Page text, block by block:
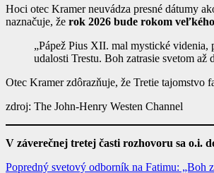
Hoci otec Kramer neuvádza presné dátumy
naznačuje, že rok 2026 bude rokom
„Pápež Pius XII. mal mystické
udalosti Trestu. Boh zatrasie svetom až
Otec Kramer zdôrazňuje, že Tretie tajomstvo
zdroj: The John-Henry Westen Channel
V záverečnej tretej časti rozhovoru sa o.i.
Navigácia
Popredný svetový odborník na Fatimu: „Boh